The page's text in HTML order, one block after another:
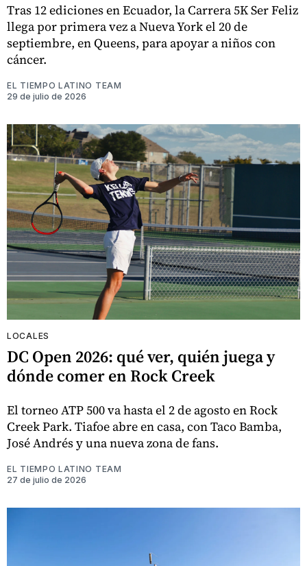
Tras 12 ediciones en Ecuador, la Carrera 5K Ser Feliz
llega por primera vez a Nueva York el 20 de
septiembre, en Queens, para apoyar a niños con
cáncer.
EL TIEMPO LATINO TEAM
29 de julio de 2026
LOCALES
DC Open 2026: qué ver, quién juega y
dónde comer en Rock Creek
El torneo ATP 500 va hasta el 2 de agosto en Rock
Creek Park. Tiafoe abre en casa, con Taco Bamba,
José Andrés y una nueva zona de fans.
EL TIEMPO LATINO TEAM
27 de julio de 2026